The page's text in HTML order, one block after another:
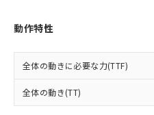
動作特性
全体の動きに必要な力(TTF)
全体の動き(TT)
および当社の共
品・サービスに
をご了承くださ
※当社の共同利
下記の非含有証明書
とができます。
EU RoHS指令（10物